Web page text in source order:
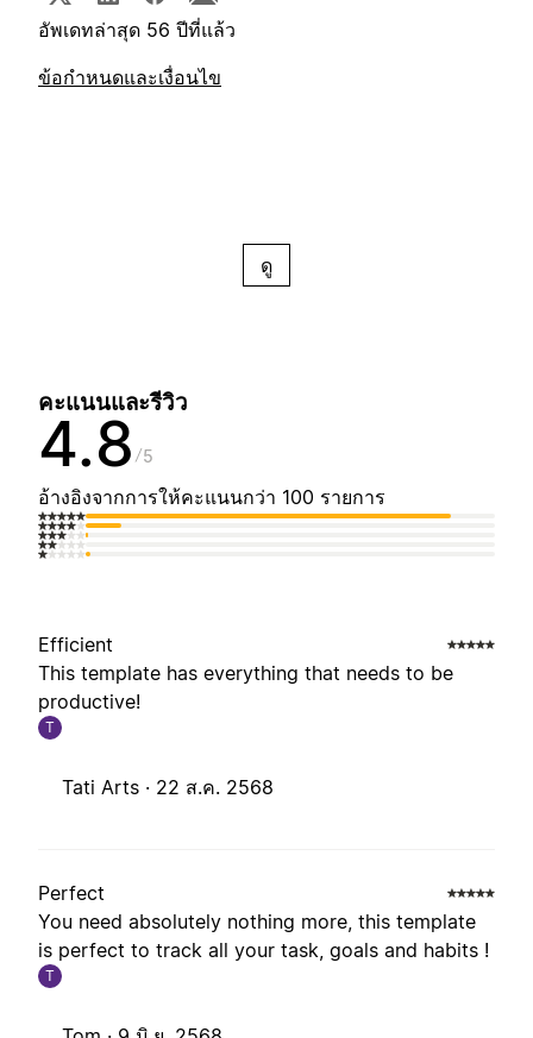
อัพเดทล่าสุด 56 ปีที่แล้ว
ข้อกำหนดและเงื่อนไข
ดู
คะแนนและรีวิว
4.8 5
อ้างอิงจากการให้คะแนนกว่า 100 รายการ
Efficient
This template has everything that needs to be
productive!
T
Tati Arts · 22 ส.ค. 2568
Perfect
You need absolutely nothing more, this template
is perfect to track all your task, goals and habits !
T